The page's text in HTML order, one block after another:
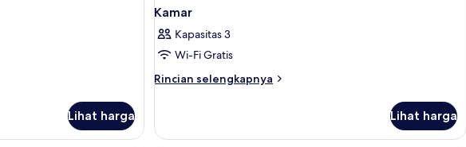
Lihat harga
Kamar
Kapasitas 3
Wi-Fi Gratis
Rincian selengkapnya
Rincian
Kamar
Lihat harga